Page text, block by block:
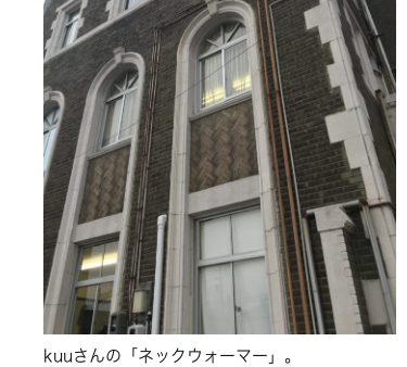
kuuさんの「ネックウォーマー」。